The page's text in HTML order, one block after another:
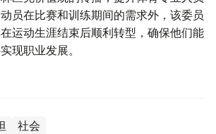
员在比赛和训练期间的需求外，该委员
运动生涯结束后顺利转型，确保他们能
现职业发展。
社会